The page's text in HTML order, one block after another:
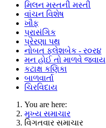
મિલન મસ્તની મસ્તી
વાંચન વિશેષ
ખૌફ
પ્રાસંગિક
પ્રેરણા પથ
નોબત ફ્લેશબેક - ર૦ર૪
મન હોઈ તો માળવે જવાય
કટાક્ષ કણિકા
બાળવાર્તા
ચિરવિદાય
You are here:
મુખ્ય સમાચાર
વિગતવાર સમાચાર